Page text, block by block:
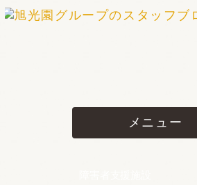
メニュー